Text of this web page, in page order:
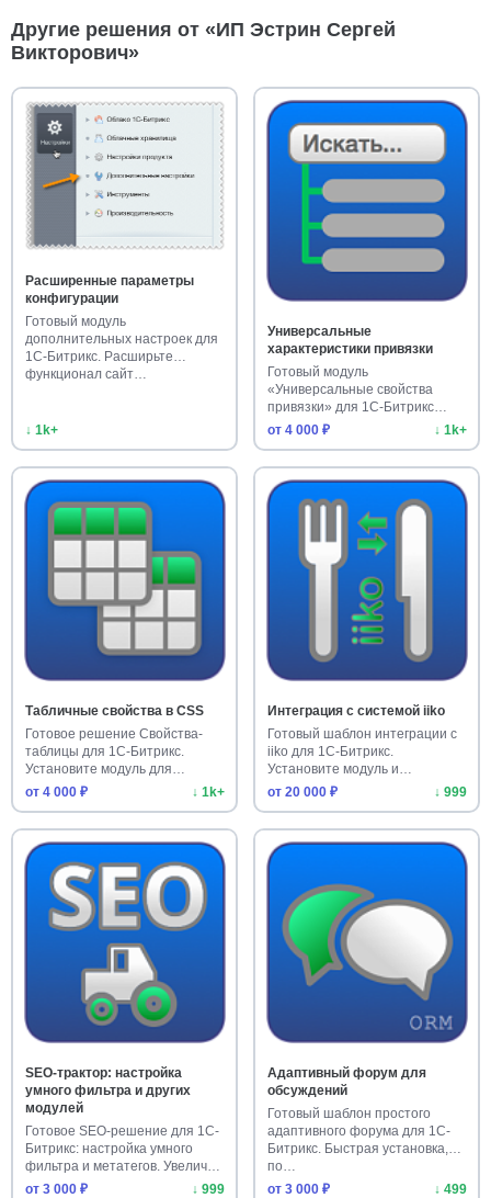
Другие решения от «ИП Эстрин Сергей
Викторович»
Расширенные параметры
конфигурации
Готовый модуль
дополнительных настроек для
1С-Битрикс. Расширьте
функционал сайт…
↓ 1k+
Универсальные
характеристики привязки
Готовый модуль
«Универсальные свойства
привязки» для 1С-Битрикс
расширяет функци…
от 4 000 ₽ ↓ 1k+
Табличные свойства в CSS
Готовое решение Свойства-
таблицы для 1С-Битрикс.
Установите модуль для
удобного …
от 4 000 ₽ ↓ 1k+
Интеграция с системой iiko
Готовый шаблон интеграции с
iiko для 1С-Битрикс.
Установите модуль и
автоматизир…
от 20 000 ₽ ↓ 999
SEO-трактор: настройка
умного фильтра и других
модулей
Готовое SEO-решение для 1С-
Битрикс: настройка умного
фильтра и метатегов. Увелич…
от 3 000 ₽
↓ 999
Адаптивный форум для
обсуждений
Готовый шаблон простого
адаптивного форума для 1С-
Битрикс. Быстрая установка,
по…
от 3 000 ₽
↓ 499